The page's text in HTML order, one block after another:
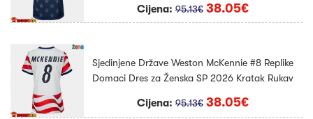
Cijena:95.13€ 38.05€
Sjedinjene Države Weston McKennie #8 Replike
Domaci Dres za Ženska SP 2026 Kratak Rukav
Cijena:95.13€ 38.05€